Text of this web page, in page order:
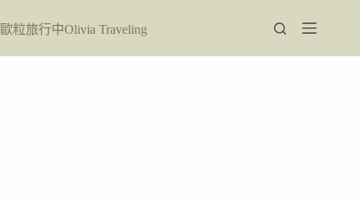
至
歐粒旅行中Olivia Traveling